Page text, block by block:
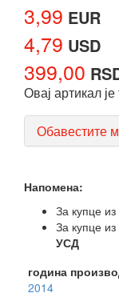
3,99 EUR
4,79 USD
399,00
Овај артикал
Обавестите
Напомена:
За купце
За купце
УСД
година
2014